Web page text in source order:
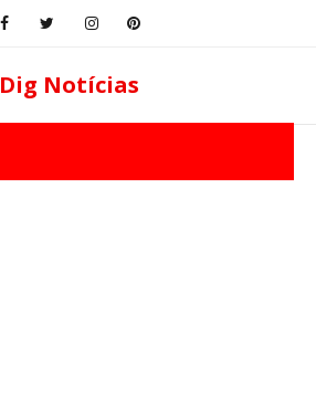
Dig Notícias